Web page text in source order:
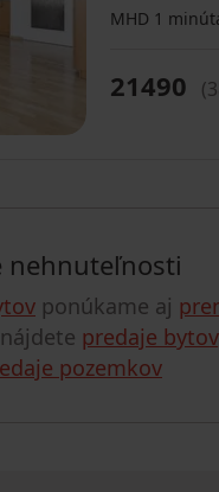
MHD 1
21490 (
nehnuteľnosti
ponúkame aj
predaje bytov
pozemkov